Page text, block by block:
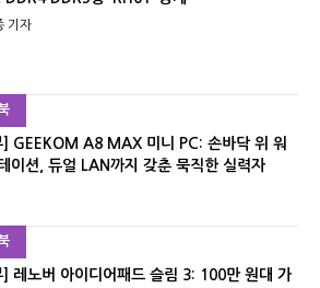
기자
] GEEKOM A8 MAX 미니 PC: 손바닥 위 워
이션, 듀얼 LAN까지 갖춘 묵직한 실력자
] 레노버 아이디어패드 슬림 3: 100만 원대 가